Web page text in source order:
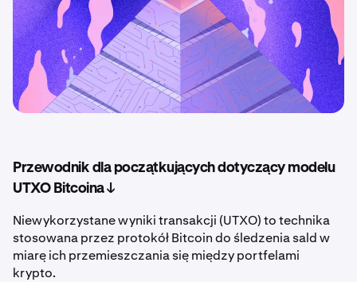
Przewodnik dla początkujących dotyczący modelu
UTXO Bitcoina ↓
Niewykorzystane wyniki transakcji (UTXO) to technika
stosowana przez protokół Bitcoin do śledzenia sald w
miarę ich przemieszczania się między portfelami
krypto.